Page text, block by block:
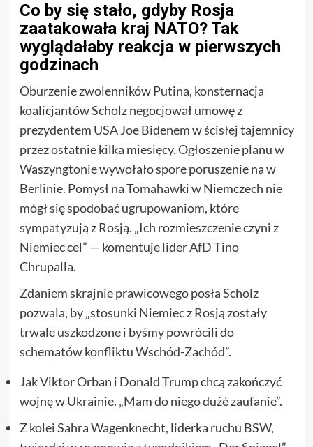
Co by się stało, gdyby Rosja
zaatakowała kraj NATO? Tak
wyglądałaby reakcja w pierwszych
godzinach
Oburzenie zwolenników Putina, konsternacja
koalicjantów Scholz negocjował umowę z
prezydentem USA Joe Bidenem w ścisłej tajemnicy
przez ostatnie kilka miesięcy. Ogłoszenie planu w
Waszyngtonie wywołało spore poruszenie na w
Berlinie. Pomysł na Tomahawki w Niemczech nie
mógł się spodobać ugrupowaniom, które
sympatyzują z Rosją. „Ich rozmieszczenie czyni z
Niemiec cel” — komentuje lider AfD Tino
Chrupalla.
Zdaniem skrajnie prawicowego posła Scholz
pozwala, by „stosunki Niemiec z Rosją zostały
trwale uszkodzone i byśmy powrócili do
schematów konfliktu Wschód-Zachód”.
Jak Viktor Orban i Donald Trump chcą zakończyć
wojnę w Ukrainie. „Mam do niego dużé zaufanie”.
Z kolei Sahra Wagenknecht, liderka ruchu BSW,